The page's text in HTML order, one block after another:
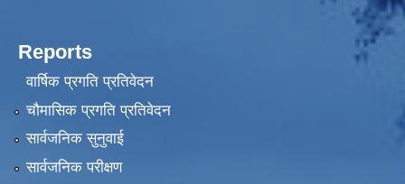
Reports
वार्षिक प्रगति प्रतिवेदन
चौमासिक प्रगति प्रतिवेदन
सार्वजनिक सुनुवाई
सार्वजनिक परीक्षण